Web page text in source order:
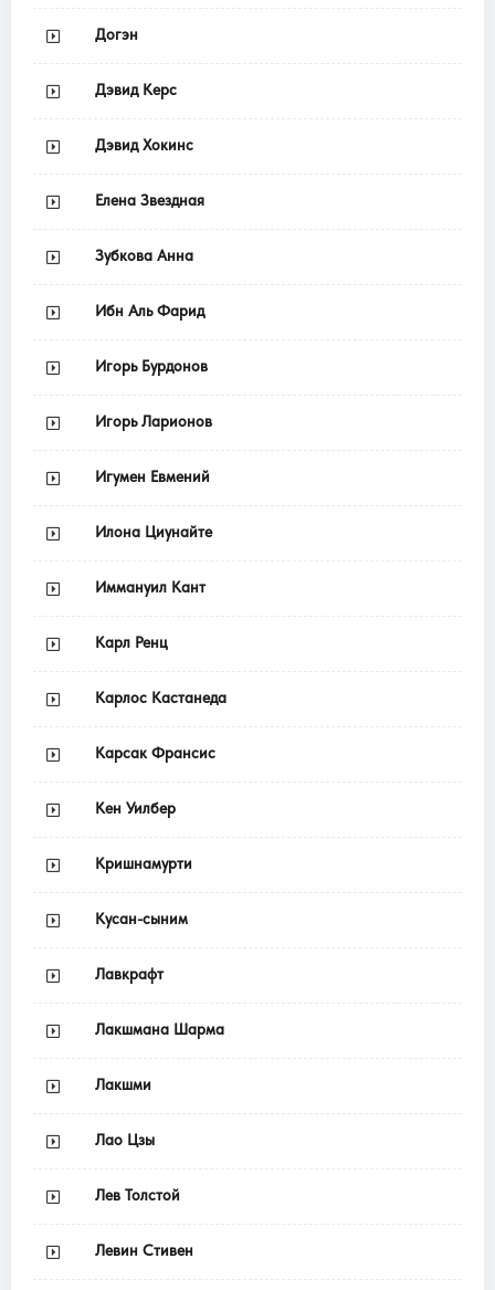
Догэн
Дэвид Керс
Дэвид Хокинс
Елена Звездная
Зубкова Анна
Ибн Аль Фарид
Игорь Бурдонов
Игорь Ларионов
Игумен Евмений
Илона Циунайте
Иммануил Кант
Карл Ренц
Карлос Кастанеда
Карсак Франсис
Кен Уилбер
Кришнамурти
Кусан-сыним
Лавкрафт
Лакшмана Шарма
Лакшми
Лао Цзы
Лев Толстой
Левин Стивен